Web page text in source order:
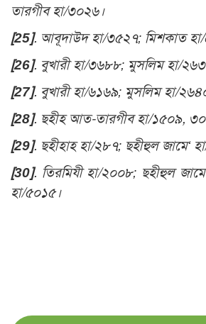
তারগীব হা/৩০২৬।
[25]. আবূদাউদ হা/৩৫২৭; মিশকাত
[26]. বুখারী হা/৩৬৮৮; মুসলিম হা/
[27]. বুখারী হা/৬১৬৯; মুসলিম হা/
[28]. ছহীহ আত-তারগীব হা/১৫০৯,
[29]. ছহীহাহ হা/২৮৭; ছহীহুল জামে‘
[30]. তিরমিযী হা/২০০৮; ছহীহুল
হা/৫০১৫।